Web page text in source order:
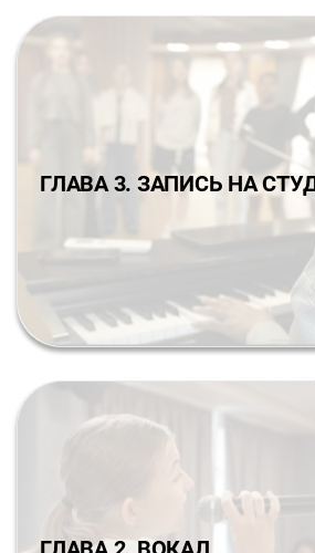
ГЛАВА 3. ЗАПИСЬ НА